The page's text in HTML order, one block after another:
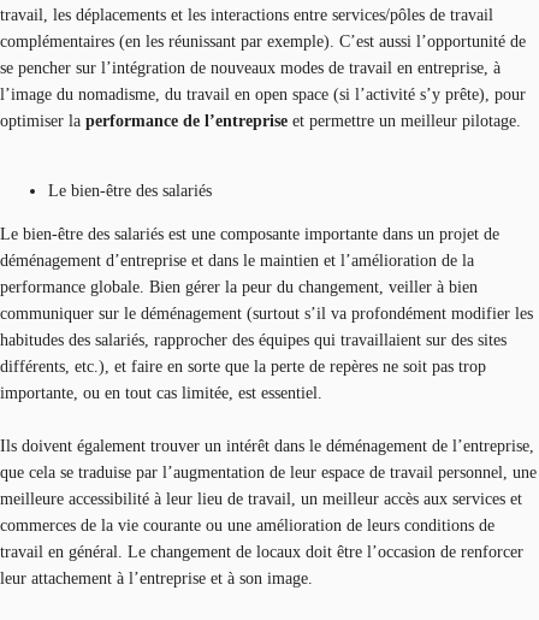
travail, les déplacements et les interactions entre services/pôles de travail
complémentaires (en les réunissant par exemple). C’est aussi l’opportunité de
se pencher sur l’intégration de nouveaux modes de travail en entreprise, à
l’image du nomadisme, du travail en open space (si l’activité s’y prête), pour
optimiser la performance de l’entreprise et permettre un meilleur pilotage.
Le bien-être des salariés
Le bien-être des salariés est une composante importante dans un projet de
déménagement d’entreprise et dans le maintien et l’amélioration de la
performance globale. Bien gérer la peur du changement, veiller à bien
communiquer sur le déménagement (surtout s’il va profondément modifier les
habitudes des salariés, rapprocher des équipes qui travaillaient sur des sites
différents, etc.), et faire en sorte que la perte de repères ne soit pas trop
importante, ou en tout cas limitée, est essentiel.
Ils doivent également trouver un intérêt dans le déménagement de l’entreprise,
que cela se traduise par l’augmentation de leur espace de travail personnel, une
meilleure accessibilité à leur lieu de travail, un meilleur accès aux services et
commerces de la vie courante ou une amélioration de leurs conditions de
travail en général. Le changement de locaux doit être l’occasion de renforcer
leur attachement à l’entreprise et à son image.